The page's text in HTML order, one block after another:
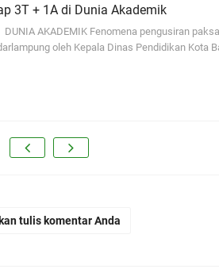
3T + 1A di Dunia Akademik
DUNIA AKADEMIK Fenomena pengusiran
oleh Kepala Dinas Pendidikan Kota
tulis komentar Anda